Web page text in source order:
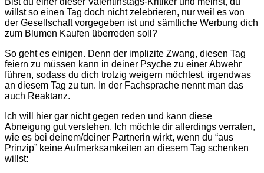
willst so einen Tag doch nicht zelebrieren, nur weil es von
der Gesellschaft vorgegeben ist und sämtliche Werbung dich
zum Blumen Kaufen überreden soll?
So geht es einigen. Denn der implizite Zwang, diesen Tag
feiern zu müssen kann in deiner Psyche zu einer Abwehr
führen, sodass du dich trotzig weigern möchtest, irgendwas
an diesem Tag zu tun. In der Fachsprache nennt man das
auch Reaktanz.
Ich will hier gar nicht gegen reden und kann diese
Abneigung gut verstehen. Ich möchte dir allerdings verraten,
wie es bei deinem/deiner Partnerin wirkt, wenn du “aus
Prinzip” keine Aufmerksamkeiten an diesem Tag schenken
willst: